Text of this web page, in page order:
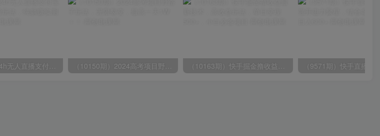
（9934期）24h无人直播支付宝项目，最新带货玩法，纯躺赚实测日入500+ （10150期）2024高考项目野路子玩法，无限裂变，最高一天1W＋！ （10163期）快手掘金撸收益最新技术，高收益玩法，单日变现500+，小白必备项目